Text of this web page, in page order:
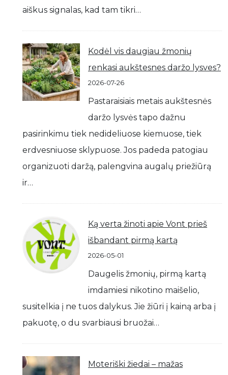
aiškus signalas, kad tam tikri…
Kodėl vis daugiau žmonių
renkasi aukštesnes daržo lysves?
2026-07-26
Pastaraisiais metais aukštesnės
daržo lysvės tapo dažnu
pasirinkimu tiek nedideliuose kiemuose, tiek
erdvesniuose sklypuose. Jos padeda patogiau
organizuoti daržą, palengvina augalų priežiūrą
ir…
Ką verta žinoti apie Vont prieš
išbandant pirmą kartą
2026-05-01
Daugelis žmonių, pirmą kartą
imdamiesi nikotino maišelio,
susitelkia į ne tuos dalykus. Jie žiūri į kainą arba į
pakuotę, o du svarbiausi bruožai…
Moteriški žiedai – mažas